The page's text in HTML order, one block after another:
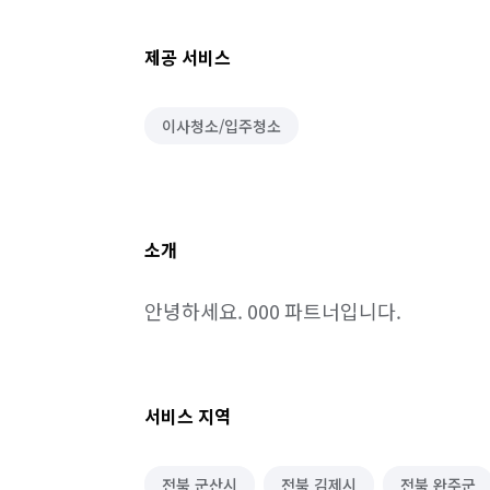
제공 서비스
이사청소/입주청소
소개
안녕하세요. 000 파트너입니다.
서비스 지역
전북 군산시 전북 김제시 전북 완주군